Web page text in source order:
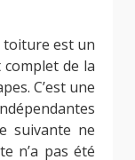
toiture est un
de la
C’est une
suivante ne
n’a pas été